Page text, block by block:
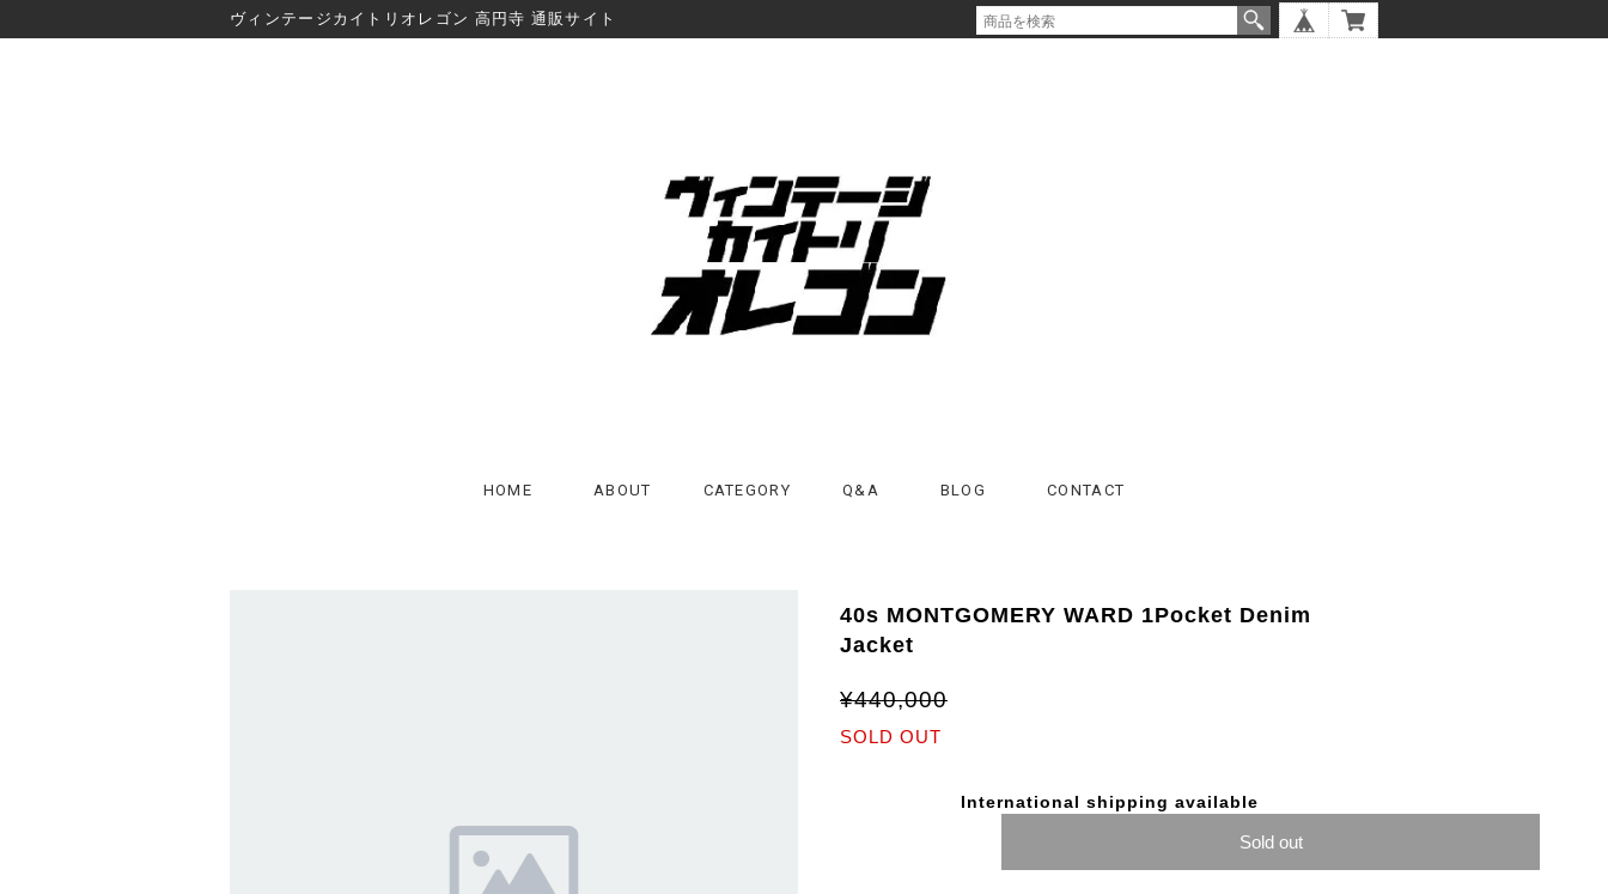
ヴィンテージカイトリオレゴン 高円寺 通販サイト
HOME ABOUT CATEGORY Q&A BLOG CONTACT
40s MONTGOMERY WARD 1Pocket Denim
Jacket
¥440,000
SOLD OUT
International shipping available
Sold out